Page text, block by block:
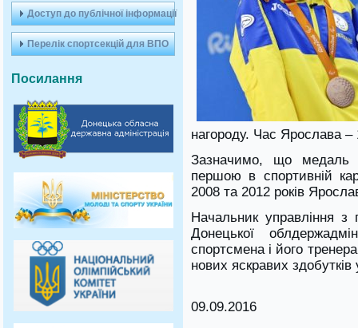
Доступ до публічної інформації
Перелік спортсекцій для ВПО
Посилання
нагороду. Час Ярослава –
Зазначимо, що медаль
першою в спортивній
2008 та 2012 років
Начальник управління з
Донецької
спортсмена і його
нових яскравих
09.09.2016